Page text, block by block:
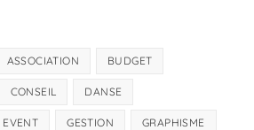
ASSOCIATION BUDGET
CONSEIL DANSE
EVENT GESTION GRAPHISME